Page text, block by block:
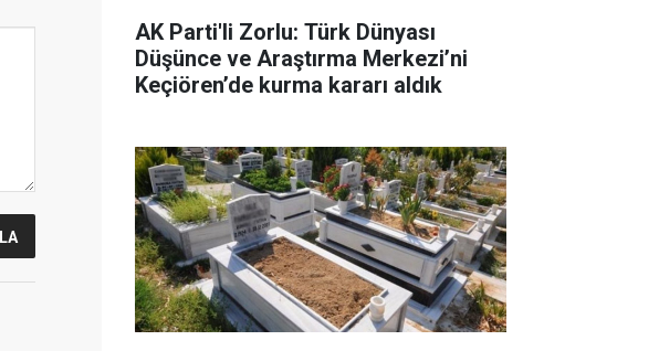
AK Parti'li Zorlu: Türk Dünyası
Düşünce ve Araştırma Merkezi’ni
Keçiören’de kurma kararı aldık